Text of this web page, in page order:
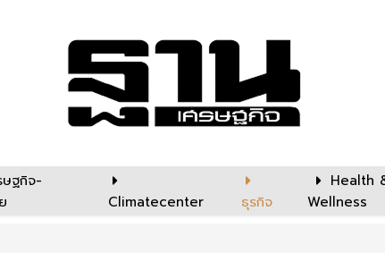
ษฐกิจ-
Climatecenter ธุรกิจ
Health
Wellness